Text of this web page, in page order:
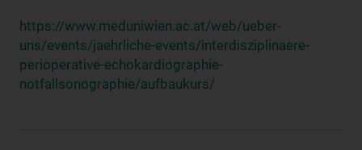
https://www.meduniwien.ac.at/web/ueber-
uns/events/jaehrliche-events/interdisziplinaere-
perioperative-echokardiographie-
notfallsonographie/aufbaukurs/